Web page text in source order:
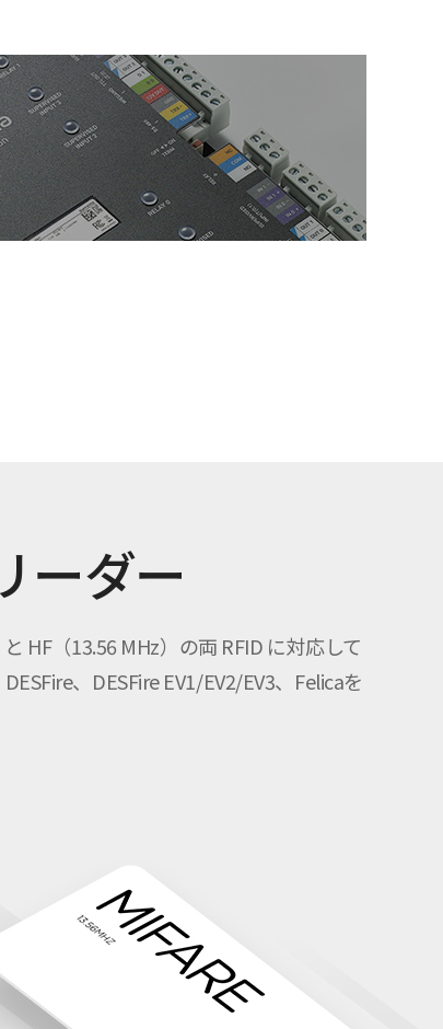
ーダー
HF（13.56 MHz）の両 RFID に対応して
、DESFire EV1/EV2/EV3、Felicaを